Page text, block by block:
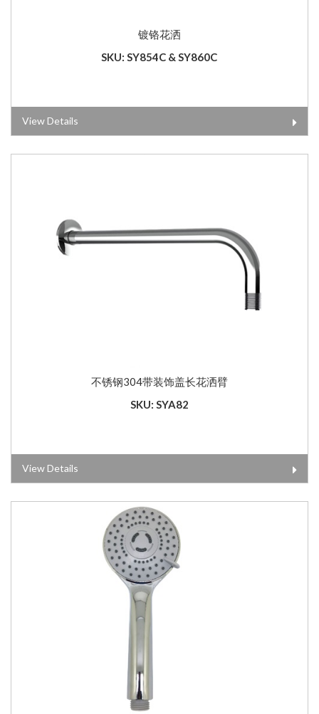
镀铬花洒
SKU: SY854C & SY860C
View Details
不锈钢304带装饰盖长花洒臂
SKU: SYA82
View Details